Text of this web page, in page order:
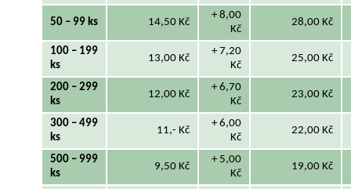
50 – 99 ks 14,50 Kč
+ 8,00
Kč
28,00 Kč
100 – 199
ks
13,00 Kč
+ 7,20
Kč
25,00 Kč
200 – 299
ks
12,00 Kč
+ 6,70
Kč
23,00 Kč
300 – 499
ks
11,- Kč
+ 6,00
Kč
22,00 Kč
500 – 999
ks
9,50 Kč
+ 5,00
Kč
19,00 Kč